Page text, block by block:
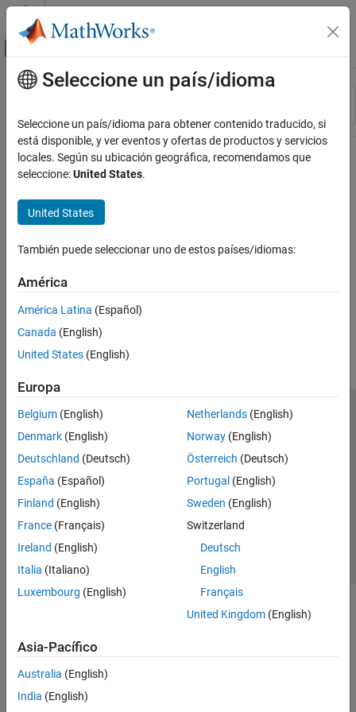
Saltar al contenido
Mostrar/ocultar menú de navegación
Recurso
Contenido principal
Seleccione un país/idioma
Seleccione un país/idioma para obtener contenido traducido, si
está disponible, y ver eventos y ofertas de productos y servicios
locales. Según su ubicación geográfica, recomendamos que
seleccione:United States.
United States
También puede seleccionar uno de estos países/idiomas:
América
América Latina (Español)
Canada (English)
United States (English)
Europa
Belgium (English)
Denmark (English)
Deutschland (Deutsch)
España (Español)
Finland (English)
France (Français)
Ireland (English)
Italia (Italiano)
Luxembourg (English)
Netherlands(English)
Norway(English)
Österreich (Deutsch)
Portugal (English)
Sweden (English)
Switzerland
Deutsch
English
Français
United Kingdom(English)
Asia-Pacífico
Australia (English)
India (English)
Centro de confianza
Marcas comerciales
Política de privacidad
Antipiratería
Estado de las aplicaciones
Información de contacto
© 1994-2026 The MathWorks, Inc.
Seleccione un país/